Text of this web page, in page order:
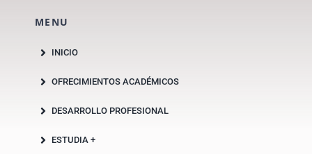
MENU
INICIO
OFRECIMIENTOS ACADÉMICOS
DESARROLLO PROFESIONAL
ESTUDIA +